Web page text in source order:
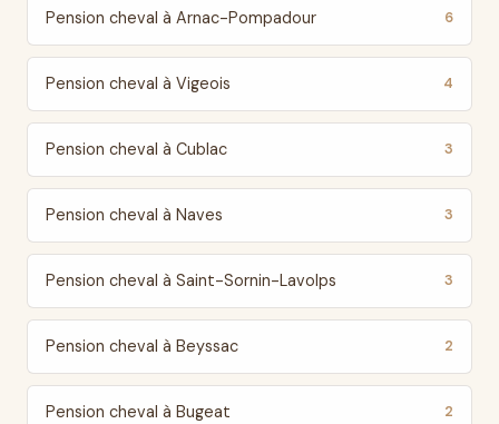
Pension cheval à Arnac-Pompadour 6
Pension cheval à Vigeois 4
Pension cheval à Cublac 3
Pension cheval à Naves 3
Pension cheval à Saint-Sornin-Lavolps 3
Pension cheval à Beyssac 2
Pension cheval à Bugeat 2